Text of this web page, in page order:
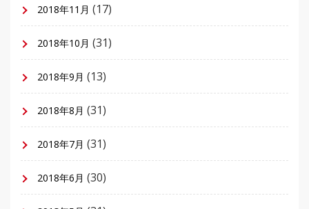
2018年11月 (17)
2018年10月 (31)
2018年9月 (13)
2018年8月 (31)
2018年7月 (31)
2018年6月 (30)